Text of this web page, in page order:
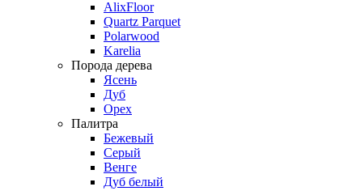
AlixFloor
Quartz Parquet
Polarwood
Karelia
Порода дерева
Ясень
Дуб
Орех
Палитра
Бежевый
Серый
Венге
Дуб белый